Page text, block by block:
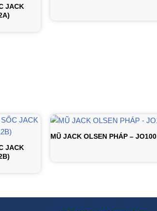
JACK
JACK
MŨ JACK OLSEN PHÁP – JO100